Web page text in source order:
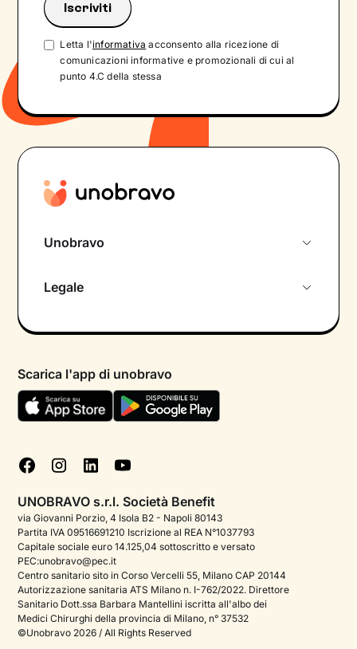
Letta l'informativa acconsento alla ricezione di
comunicazioni informative e promozionali di cui al
punto 4.C della stessa
Unobravo
Psicologo in chat
Aiuto urgente
FAQ
Podcast di psicologia
Corporate
Psicologo italiano all'estero
Approfondimenti sulla salute mentale
Sala stampa
Legale
Termini e condizioni
Informativa Privacy
Cookie policy
Gestisci cookie
Scarica l'app di unobravo
UNOBRAVO s.r.l. Società Benefit
via Giovanni Porzio, 4 Isola B2 - Napoli 80143
Partita IVA 09516691210 Iscrizione al REA N°1037793
Capitale sociale euro 14.125,04 sottoscritto e versato
PEC:unobravo@pec.it
Centro sanitario sito in Corso Vercelli 55, Milano CAP 20144
Autorizzazione sanitaria ATS Milano n. I-762/2022. Direttore
Sanitario Dott.ssa Barbara Mantellini iscritta all'albo dei
Medici Chirurghi della provincia di Milano, n° 37532
©Unobravo 2026 / All Rights Reserved